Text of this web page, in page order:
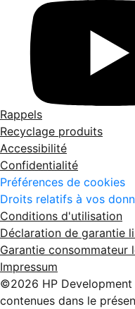
Rappels
Recyclage produits
Accessibilité
Confidentialité
Préférences de cookies
Droits relatifs à vos
Conditions d'utilisation
Déclaration de garantie
Garantie consommateur
Impressum
©2026 HP Development
contenues dans le